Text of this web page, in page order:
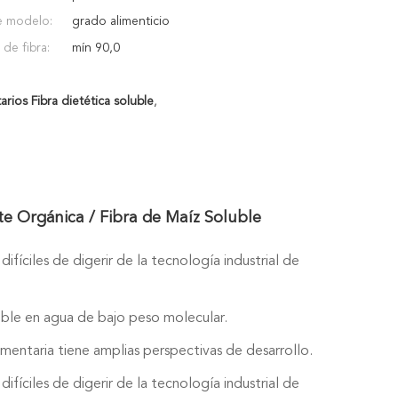
modelo: grado alimenticio
fibra: mín 90,0
Fibra dietética soluble,
Orgánica / Fibra de Maíz Soluble
de digerir de la tecnología industrial de
en agua de bajo peso molecular.
tiene amplias perspectivas de desarrollo.
de digerir de la tecnología industrial de